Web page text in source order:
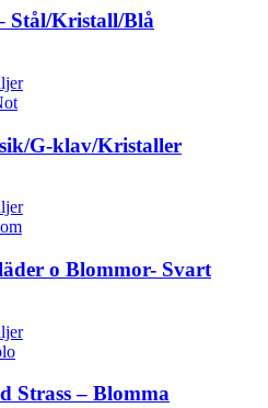
Stål/Kristall/Blå
G-klav/Kristaller
o Blommor- Svart
Strass – Blomma